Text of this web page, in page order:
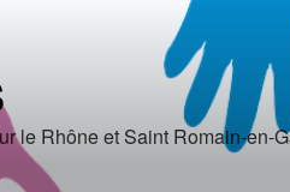
le Rhône et Saint Romain-en-